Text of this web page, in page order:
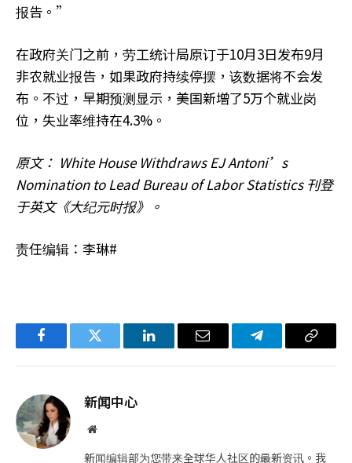
报告。”
在政府关门之前，劳工统计局原订于10月3日发布9月
非农就业报告，如果政府持续停摆，该数据将不会发
布。不过，早期预测显示，美国新增了5万个就业岗
位，失业率维持在4.3%。
原文： White House Withdraws EJ Antoni’s
Nomination to Lead Bureau of Labor Statistics 刊登
于英文《大纪元时报》。
责任编辑：李琳#
FacebookTwitter LinkedIn电
Telegram复
新闻中心
网
新闻编辑部为您带来全球华人社区的最新资讯。我